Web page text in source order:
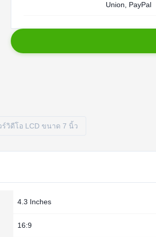
Union, PayPal
ร์วิดีโอ LCD ขนาด 7 นิ้ว
4.3 Inches
16:9